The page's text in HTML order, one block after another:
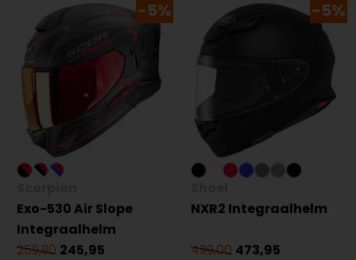
-5%
Exo-530 Air Slope
Integraalhelm
259,90 245,95
-5%
NXR2 Integraalhelm
499,00 473,95